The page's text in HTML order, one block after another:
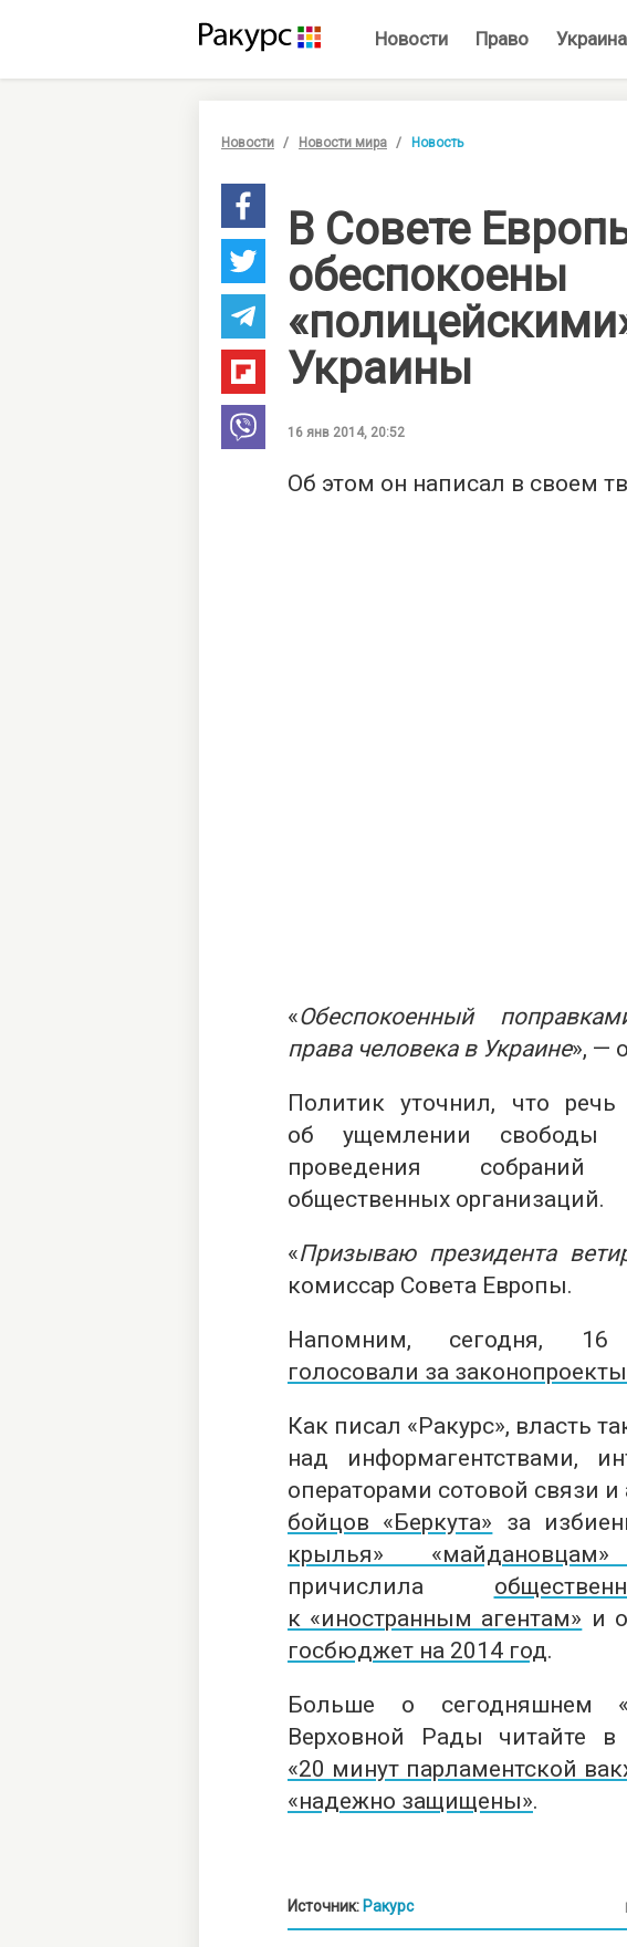
Новости Право Украина
Новости Новости мира Новость
В Совете
обеспокоены
Украины
16 янв 2014, 20:52
Об этом он написал в своем
«Обеспокоенный
права человека в Украине», —
Политик уточнил, что
об ущемлении свободы
проведения
общественных организаций.
«Призываю президента
комиссар Совета Европы.
Напомним, сегодня,
голосовали за
Как писал «Ракурс», власть
над информагентствами,
операторами сотовой связи и
бойцов «Беркута» за
крылья»
причислила
к «иностранным агентам» и
госбюджет на 2014 год.
Больше о сегодняшнем
Верховной Рады читайте в
«20 минут парламентской
«надежно защищены».
Источник: Ракурс